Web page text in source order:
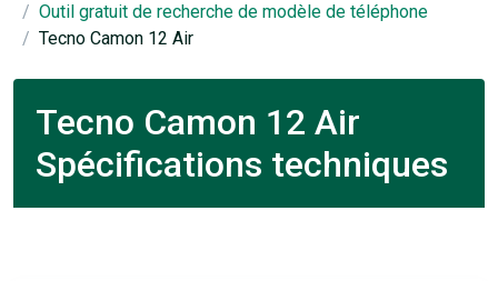
Outil gratuit de recherche de modèle de téléphone
Tecno Camon 12 Air
Tecno Camon 12 Air
Spécifications techniques